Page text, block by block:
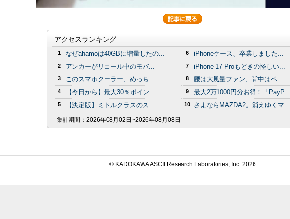
アクセスランキング
1 なぜahamoは40GBに増量したの...
2 アンカーがリコール中のモバ...
3 このスマホクーラー、めっち...
4 【今日から】最大30％ポイン...
5 【決定版】ミドルクラスのス...
6 iPhoneケース、卒業しました...
7 iPhone 17 Proもどきの怪しい...
8 腰は大風量ファン、背中はペ...
9 最大2万1000円分お得！「PayP...
10 さよならMAZDA2。消えゆくマ...
集計期間： 2026年08月02日~2026年08月08日
© KADOKAWA ASCII Research Laboratories, Inc. 2026